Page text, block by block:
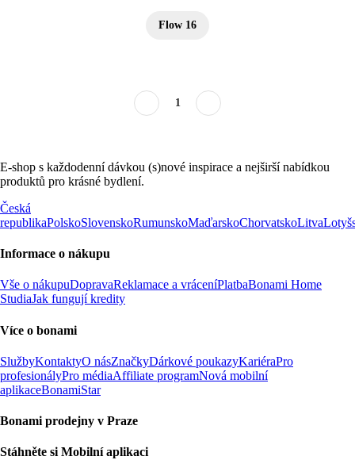
Flow 16
1
E-shop s každodenní dávkou (s)nové inspirace a nejširší nabídkou
produktů pro krásné bydlení.
Česká
republikaPolskoSlovenskoRumunskoMaďarskoChorvatskoLitva
Informace o nákupu
Vše o nákupuDopravaReklamace a vráceníPlatbaBonami Home
StudiaJak fungují kredity
Více o bonami
SlužbyKontaktyO násZnačkyDárkové poukazyKariéraPro
profesionályPro médiaAffiliate programNová mobilní
aplikaceBonamiStar
Bonami prodejny v Praze
Stáhněte si Mobilní aplikaci